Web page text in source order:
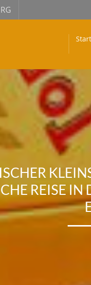
Start
REISE IN